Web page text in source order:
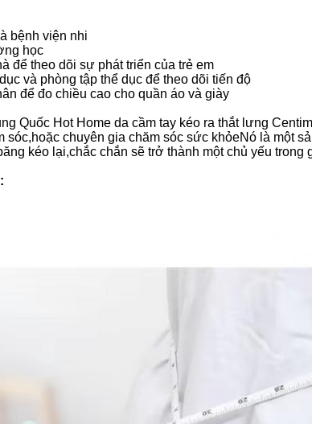
bệnh viện nhi
học
để theo dõi sự phát triển của trẻ em
và phòng tập thể dục để theo dõi tiến độ
để đo chiều cao cho quần áo và giày
Quốc Hot Home da cầm tay kéo ra thắt lưng
sóc,hoặc chuyên gia chăm sóc sức khỏeNó là một
kéo lại,chắc chắn sẽ trở thành một chủ yếu